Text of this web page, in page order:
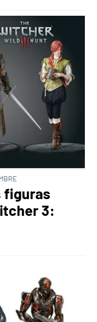
figuras
3: